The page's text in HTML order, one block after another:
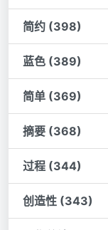
简约 (398)
蓝色 (389)
简单 (369)
摘要 (368)
过程 (344)
创造性 (343)